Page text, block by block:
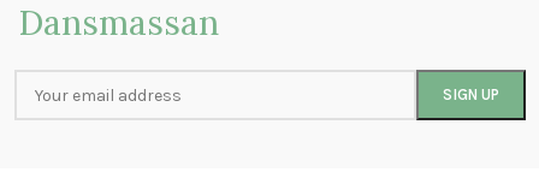
Dansmassan